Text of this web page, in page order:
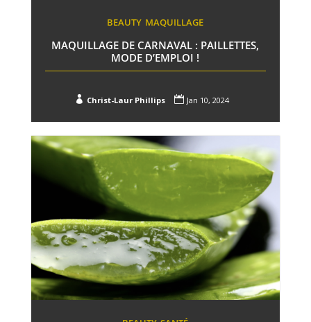
BEAUTY MAQUILLAGE
MAQUILLAGE DE CARNAVAL : PAILLETTES,
MODE D’EMPLOI !
 Christ-Laur Phillips  Jan 10, 2024